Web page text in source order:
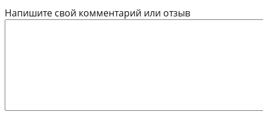
Напишите свой комментарий или отзыв